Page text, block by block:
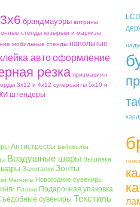
брандмауэры витрины
стенды козырьки и маркизы
мобильные стенды напольные
автооформление
резка призмавижн
3х12 и 4х12 суперсайты 5х10 и
штендеры
Антистрессы Бейсболки
Воздушные шары Вышивка
шары Зажигалки Зонты
Магниты Новогодние сувениры
Платки Подарочная упаковка
сувениры Текстиль